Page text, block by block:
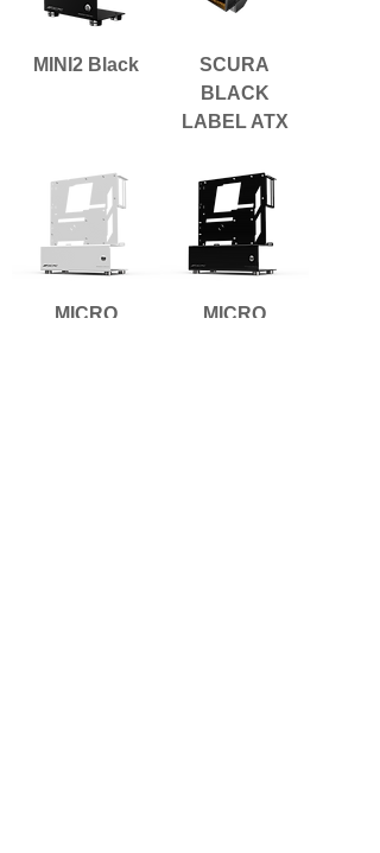
MINI2 Black
SCURA
BLACK
LABEL ATX
MICRO
MICRO